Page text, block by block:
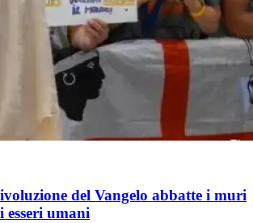
del Vangelo abbatte i muri
esseri umani